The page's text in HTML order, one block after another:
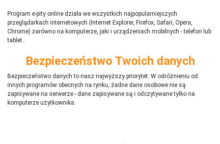
Program e-pity online działa we wszystkich najpopularniejszych
przeglądarkach internetowych (Internet Explorer, Firefox, Safari, Opera,
Chrome) zarówno na komputerze, jaki i urządzeniach mobilnych - telefon lub
tablet..
Bezpieczeństwo Twoich danych
Bezpieczeństwo danych to nasz najwyższy priorytet. W odróżnieniu od
innych programów obecnych na rynku, żadne dane osobowe nie są
zapisywane na serwerze - dane zapisywane są i odczytywane tylko na
komputerze użytkownika.